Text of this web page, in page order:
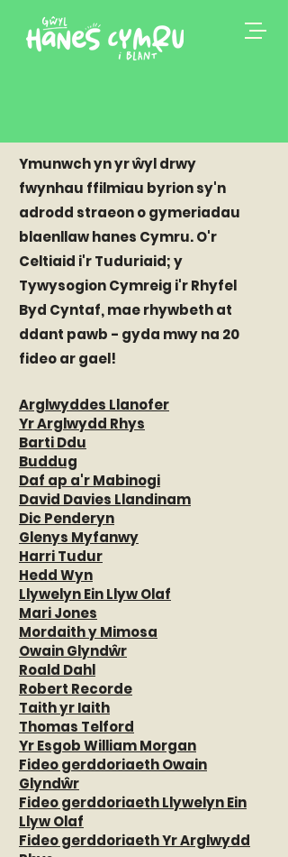
Ymunwch yn yr ŵyl drwy
fwynhau ffilmiau byrion sy'n
adrodd straeon o gymeriadau
blaenllaw hanes Cymru. O'r
Celtiaid i'r Tuduriaid; y
Tywysogion Cymreig i'r Rhyfel
Byd Cyntaf, mae rhywbeth at
ddant pawb - gyda mwy na 20
fideo ar gael!
Arglwyddes Llanofer
Yr Arglwydd Rhys
Barti Ddu
Buddug
Daf ap a'r Mabinogi
David Davies Llandinam
Dic Penderyn
Glenys Myfanwy
Harri Tudur
Hedd Wyn
Llywelyn Ein Llyw Olaf​
Mari Jones
Mordaith y Mimosa
Owain Glyndŵr
Roald Dahl
Robert Recorde
Taith yr Iaith​
Thomas Telford
​Yr Esgob William Morgan​
Fideo gerddoriaeth Owain
Glyndŵr
Fideo gerddoriaeth Llywelyn Ein
Llyw Olaf
Fideo gerddoriaeth Yr Arglwydd